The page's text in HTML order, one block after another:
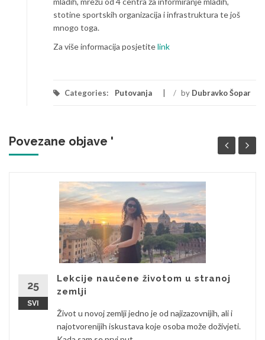
stotine sportskih organizacija i infrastruktura te još
mnogo toga.
Za više informacija posjetitelink
Categories: Putovanja / by Dubravko Šopar
Povezane objave '
25
SVI
Lekcije naučene životom u stranoj
zemlji
Život u novoj zemlji jedno je od najizazovnijih, ali i
najotvorenijih iskustava koje osoba može doživjeti.